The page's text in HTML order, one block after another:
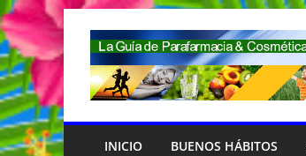
Saltar
al
contenido
INICIO BUENOS HÁBITOS